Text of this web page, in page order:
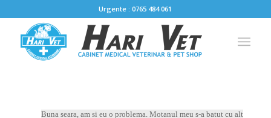
Urgente : 0765 484 061
Buna seara, am si eu o problema. Motanul meu s-a batut cu alt